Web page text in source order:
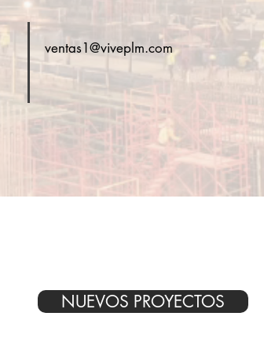
ventas1@viveplm.com
NUEVOS PROYECTOS